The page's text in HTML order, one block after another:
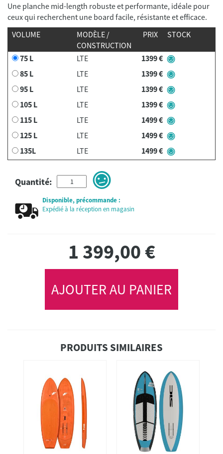
Une planche mid-length robuste et performante, idéale pour
ceux qui recherchent une board facile, résistante et efficace.
VOLUME
MODÈLE /
CONSTRUCTION
PRIX STOCK
75 L LTE
1399 €
85 L
LTE
1399 €
95 L
LTE
1399 €
105 L
LTE
1399 €
115 L
LTE
1499 €
125 L
LTE
1499 €
135L
LTE 1499 €
Quantité:
Disponible, précommande :
Expédié à la réception en magasin
1 399,00€
AJOUTER AU PANIER
PRODUITS SIMILAIRES